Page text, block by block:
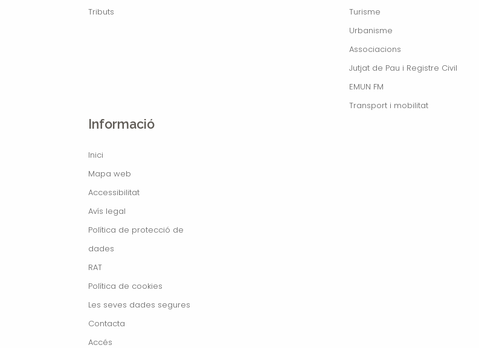
Tributs
Turisme
Urbanisme
Associacions
Jutjat de Pau i Registre Civil
EMUN FM
Transport i mobilitat
Informació
Inici
Mapa web
Accessibilitat
Avís legal
Política de protecció de
dades
RAT
Política de cookies
Les seves dades segures
Contacta
Accés